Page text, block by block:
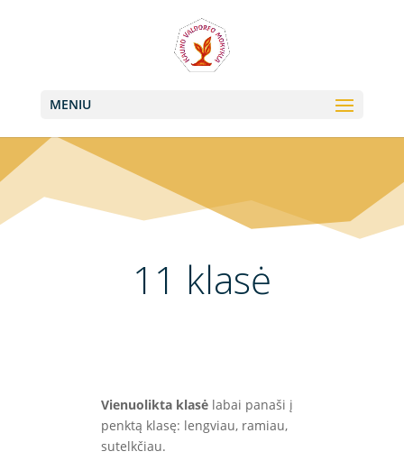
MENIU
11 klasė
Vienuolikta klasė labai panaši į
penktą klasę: lengviau, ramiau,
sutelkčiau.